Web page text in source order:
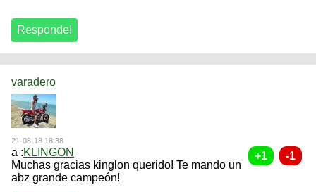
varadero
21-08-18 18:38
a :KLINGON
Muchas gracias kinglon querido! Te mando un
abz grande campeón!